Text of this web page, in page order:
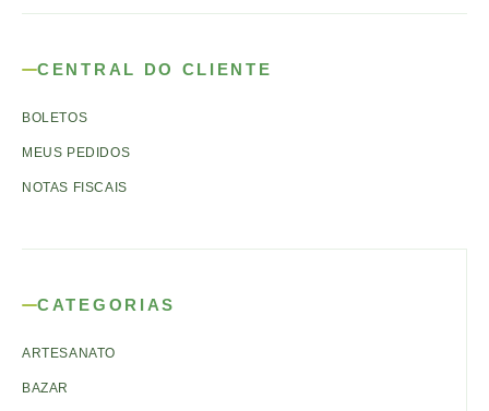
CENTRAL DO CLIENTE
BOLETOS
MEUS PEDIDOS
NOTAS FISCAIS
CATEGORIAS
ARTESANATO
BAZAR